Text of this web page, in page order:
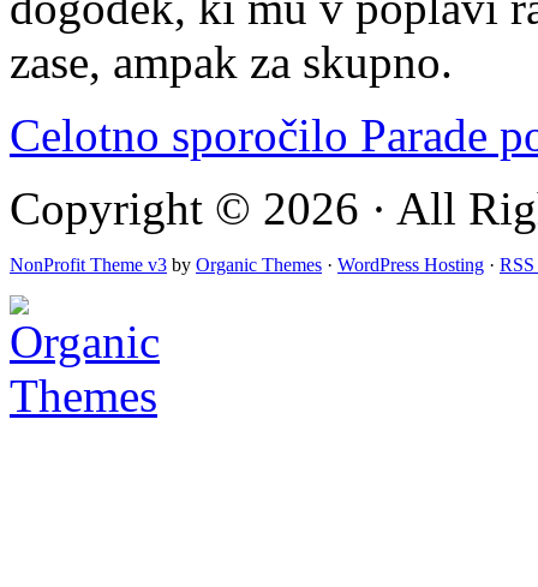
zase, ampak za skupno.
Celotno sporočilo Parade
Copyright © 2026 · All
NonProfit Theme v3 by Organic Themes · WordPress Hosting · RSS